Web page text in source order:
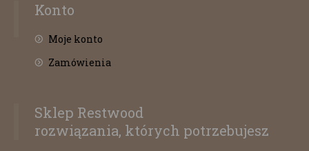
Konto
Moje konto
Zamówienia
Sklep Restwood
rozwiązania, których potrzebujesz